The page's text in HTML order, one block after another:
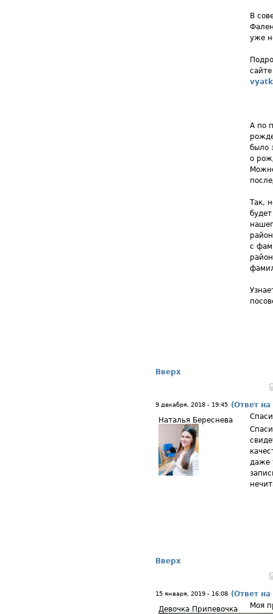
В
уже
А по
было
о
Так,
с
Вверх
9 декабря, 2018 - 19:45 (Ответ
Наталья Береснева
даже
Вверх
15 января, 2019 - 16:08 (Ответ
Девочка Припевочка
Моя